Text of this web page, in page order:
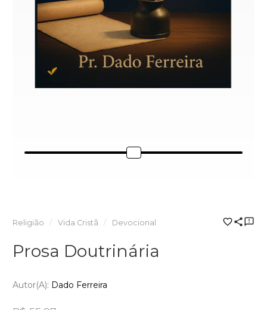
Religião Vida Cristã Devocional
Prosa Doutrinária
Autor(a): Dado Ferreira